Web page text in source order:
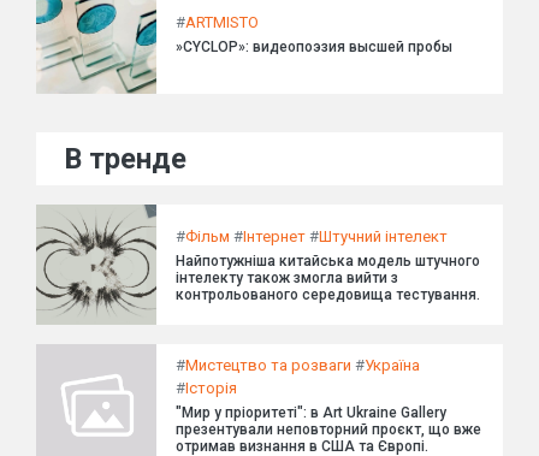
#ARTMISTO
»CYCLOP»: видеопоэзия высшей пробы
В тренде
#Фільм #Інтернет #Штучний інтелект
Найпотужніша китайська модель штучного
інтелекту також змогла вийти з
контрольованого середовища тестування.
#Мистецтво та розваги #Україна
#Історія
"Мир у пріоритеті": в Art Ukraine Gallery
презентували неповторний проєкт, що вже
отримав визнання в США та Європі.